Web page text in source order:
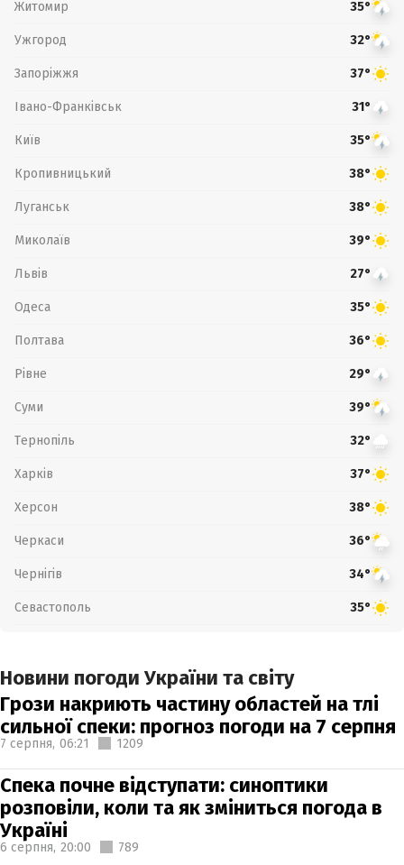
Житомир 35°
Ужгород 32°
Запоріжжя 37°
Івано-Франківськ 31°
Київ 35°
Кропивницький 38°
Луганськ 38°
Миколаїв 39°
Львів 27°
Одеса 35°
Полтава 36°
Рівне 29°
Суми 39°
Тернопіль 32°
Харків 37°
Херсон 38°
Черкаси 36°
Чернігів 34°
Севастополь 35°
Новини погоди України та світу
Грози накриють частину областей на тлі
сильної спеки: прогноз погоди на 7 серпня
7 серпня, 06:21 1209
Спека почне відступати: синоптики
розповіли, коли та як зміниться погода в
Україні
6 серпня, 20:00 789